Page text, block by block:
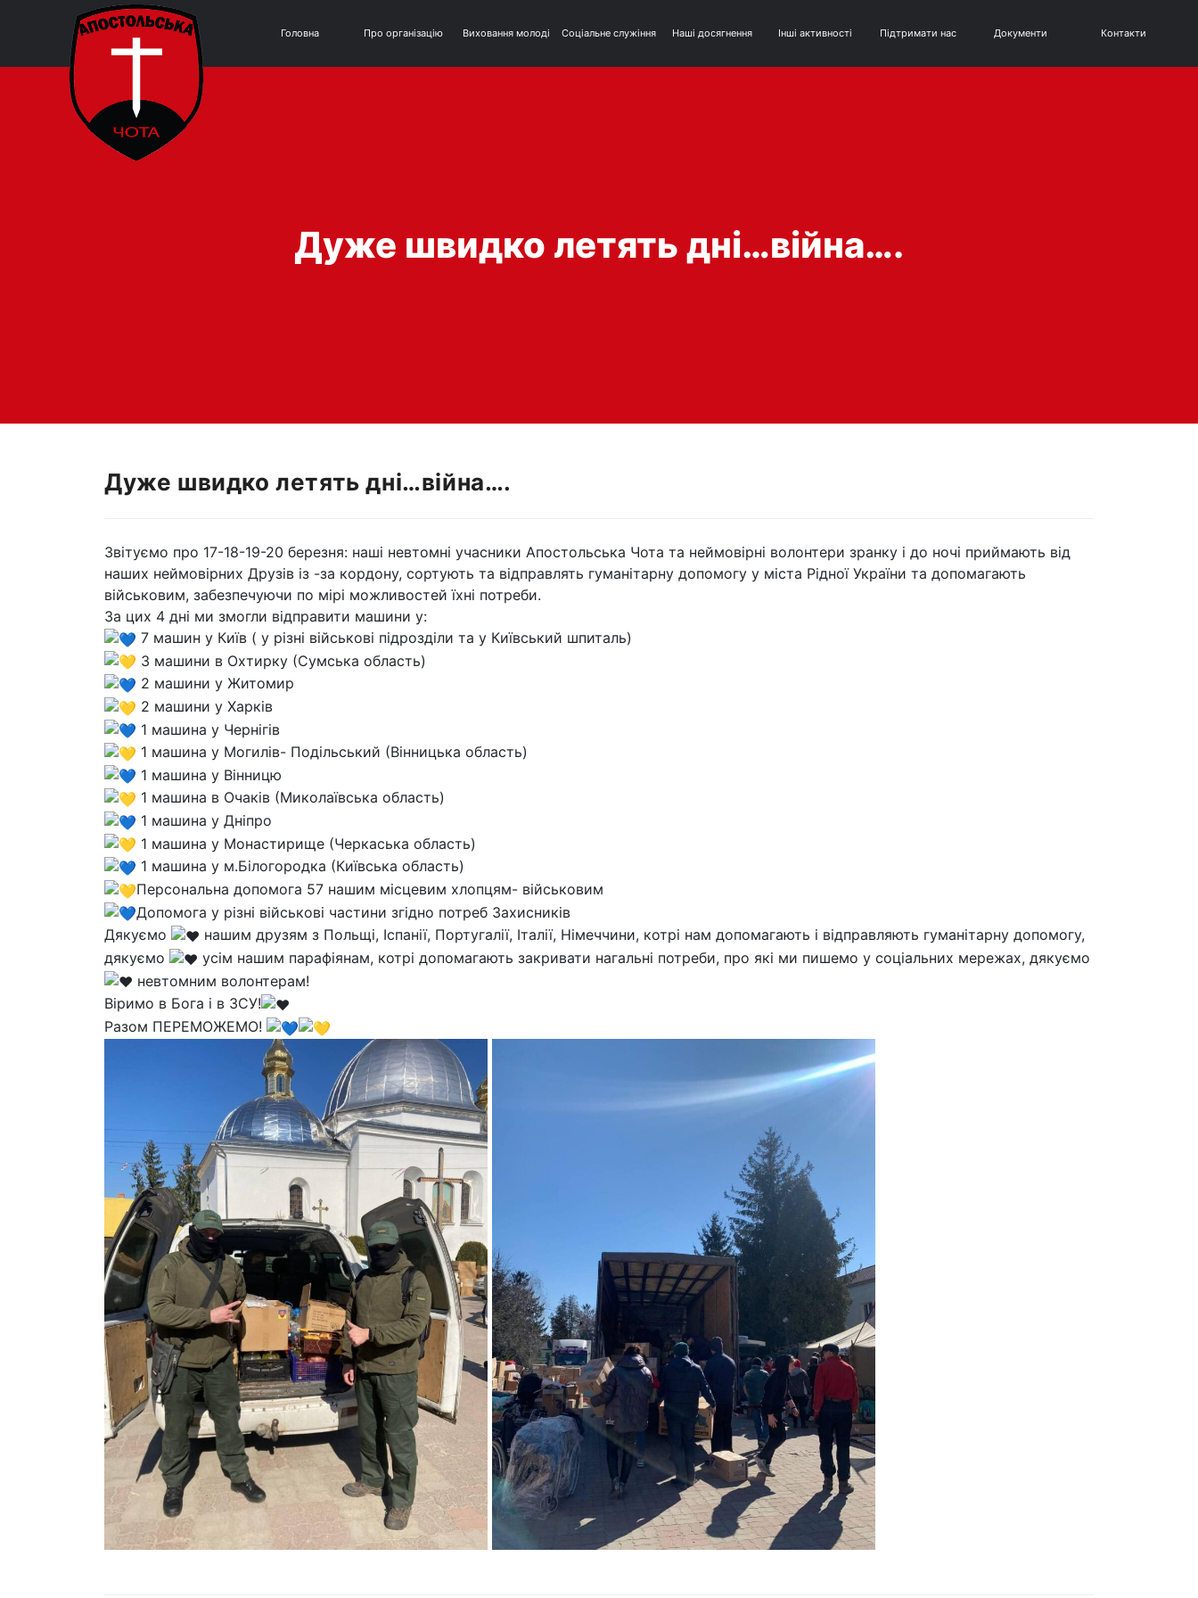
Головна Про організацію Виховання молоді Соціальне служіння Наші досягнення Інші активності Підтримати нас Документи Контакти
Дуже швидко летять дні…війна….
Дуже швидко летять дні…війна….
Звітуємо про 17-18-19-20 березня: наші невтомні учасники Апостольська Чота та неймовірні волонтери зранку і до ночі приймають від
наших неймовірних Друзів із -за кордону, сортують та відправлять гуманітарну допомогу у міста Рідної України та допомагають
військовим, забезпечуючи по мірі можливостей їхні потреби.
За цих 4 дні ми змогли відправити машини у:
7 машин у Київ ( у різні військові підрозділи та у Київський шпиталь)
3 машини в Охтирку (Сумська область)
2 машини у Житомир
2 машини у Харків
1 машина у Чернігів
1 машина у Могилів- Подільський (Вінницька область)
1 машина у Вінницю
1 машина в Очаків (Миколаївська область)
1 машина у Дніпро
1 машина у Монастирище (Черкаська область)
1 машина у м.Білогородка (Київська область)
Персональна допомога 57 нашим місцевим хлопцям- військовим
Допомога у різні військові частини згідно потреб Захисників
Дякуємо
нашим друзям з Польщі, Іспанії, Португалії, Італії, Німеччини, котрі нам допомагають і відправляють гуманітарну допомогу,
дякуємо
усім нашим парафіянам, котрі допомагають закривати нагальні потреби, про які ми пишемо у соціальних мережах, дякуємо
невтомним волонтерам!
Віримо в Бога і в ЗСУ!
Разом ПЕРЕМОЖЕМО!